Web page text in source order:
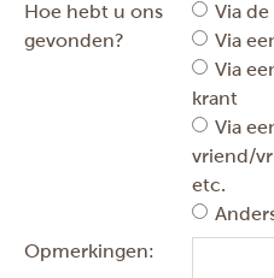
Hoe hebt u ons
gevonden?
Via
Via
Via
krant
Via
vriend/
etc.
Opmerkingen: